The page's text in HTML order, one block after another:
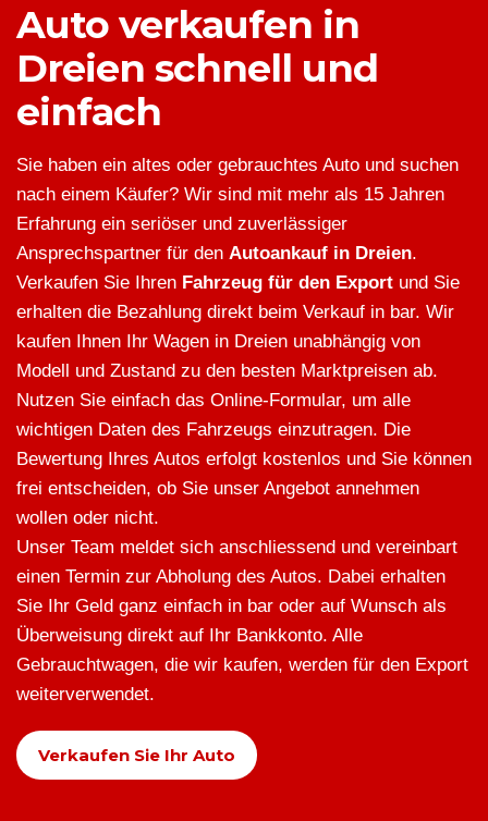
Auto verkaufen in
Dreien schnell und
einfach
Sie haben ein altes oder gebrauchtes Auto und suchen
nach einem Käufer? Wir sind mit mehr als 15 Jahren
Erfahrung ein seriöser und zuverlässiger
Ansprechspartner für den Autoankauf in Dreien.
Verkaufen Sie Ihren Fahrzeug für den Export und Sie
erhalten die Bezahlung direkt beim Verkauf in bar. Wir
kaufen Ihnen Ihr Wagen in Dreien unabhängig von
Modell und Zustand zu den besten Marktpreisen ab.
Nutzen Sie einfach das Online-Formular, um alle
wichtigen Daten des Fahrzeugs einzutragen. Die
Bewertung Ihres Autos erfolgt kostenlos und Sie können
frei entscheiden, ob Sie unser Angebot annehmen
wollen oder nicht.
Unser Team meldet sich anschliessend und vereinbart
einen Termin zur Abholung des Autos. Dabei erhalten
Sie Ihr Geld ganz einfach in bar oder auf Wunsch als
Überweisung direkt auf Ihr Bankkonto. Alle
Gebrauchtwagen, die wir kaufen, werden für den Export
weiterverwendet.
Verkaufen Sie Ihr Auto